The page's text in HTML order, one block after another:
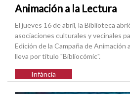
Animación a la Lectura
El jueves 16 de abril, la Biblioteca
asociaciones culturales y vecinales
Edición de la Campaña de Animación
lleva por título "Bibliocómic".
Infància